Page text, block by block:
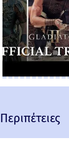
Περιπέτειες